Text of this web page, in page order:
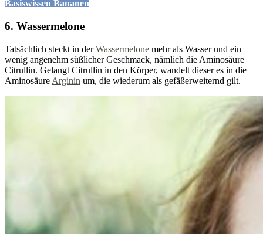
Basiswissen Bananen
6. Wassermelone
Tatsächlich steckt in derWassermelone mehr als Wasser und ein
wenig angenehm süßlicher Geschmack, nämlich die Aminosäure
Citrullin. Gelangt Citrullin in den Körper, wandelt dieser es in die
Aminosäure Arginin um, die wiederum als gefäßerweiternd gilt.